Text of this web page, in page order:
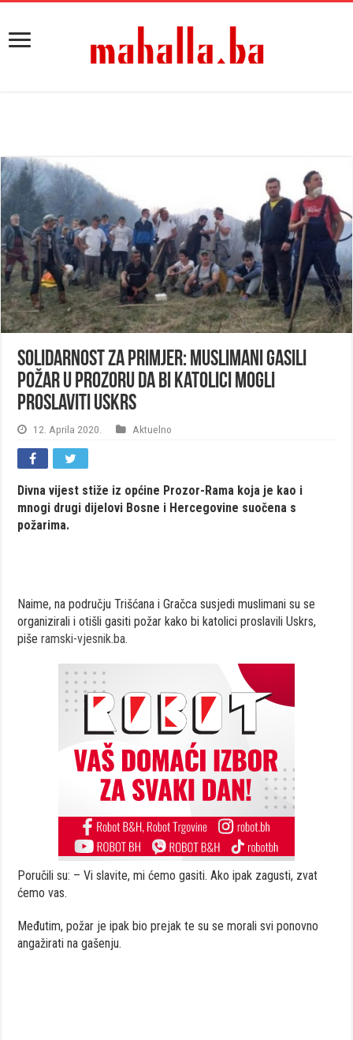
Solidarnost za primjer: Muslimani gasili
požar u Prozoru da bi katolici mogli
proslaviti Uskrs
12. Aprila 2020. Aktuelno
Divna vijest stiže iz općine Prozor-Rama koja je kao i
mnogi drugi dijelovi Bosne i Hercegovine suočena s
požarima.
Naime, na području Trišćana i Gračca susjedi muslimani su se
organizirali i otišli gasiti požar kako bi katolici proslavili Uskrs,
pišeramski-vjesnik.ba.
Poručili su: – Vi slavite, mi ćemo gasiti. Ako ipak zagusti, zvat
ćemo vas.
Međutim, požar je ipak bio prejak te su se morali svi ponovno
angažirati na gašenju.